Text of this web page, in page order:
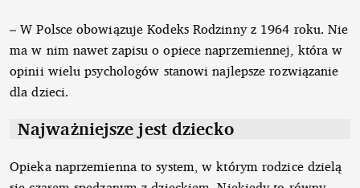
– W Polsce obowiązuje Kodeks Rodzinny z 1964 roku. Nie
ma w nim nawet zapisu o opiece naprzemiennej, która w
opinii wielu psychologów stanowi najlepsze rozwiązanie
dla dzieci.
Najważniejsze jest dziecko
Opieka naprzemienna to system, w którym rodzice dzielą